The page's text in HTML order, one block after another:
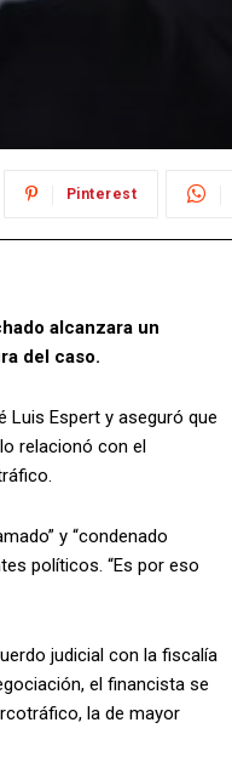
Pinterest
alcanzara un
del caso.
Luis Espert y aseguró que
relacionó con el
y “condenado
políticos. “Es por eso
judicial con la fiscalía
el financista se
la de mayor